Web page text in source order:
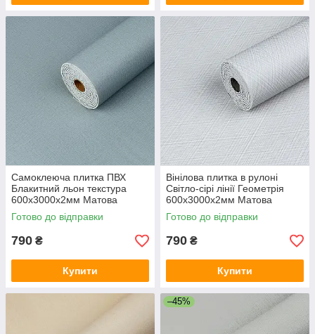
Самоклеюча плитка ПВХ
Блакитний льон текстура
600х3000х2мм Матова
вініловий декор для стін SW-
00002037
Готово до відправки
790 ₴
Купити
Вінілова плитка в рулоні
Світло-сірі лінії Геометрія
600х3000х2мм Матова
самоклеюча ПВХ декор стін
SW-00002040
Готово до відправки
790 ₴
Купити
–45%